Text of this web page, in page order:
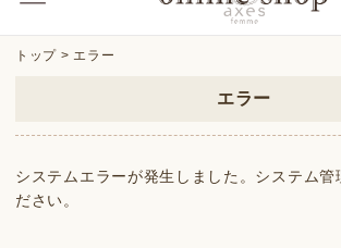
トップ > エラー
エラー
システムエラーが発生しました。システム管
ださい。